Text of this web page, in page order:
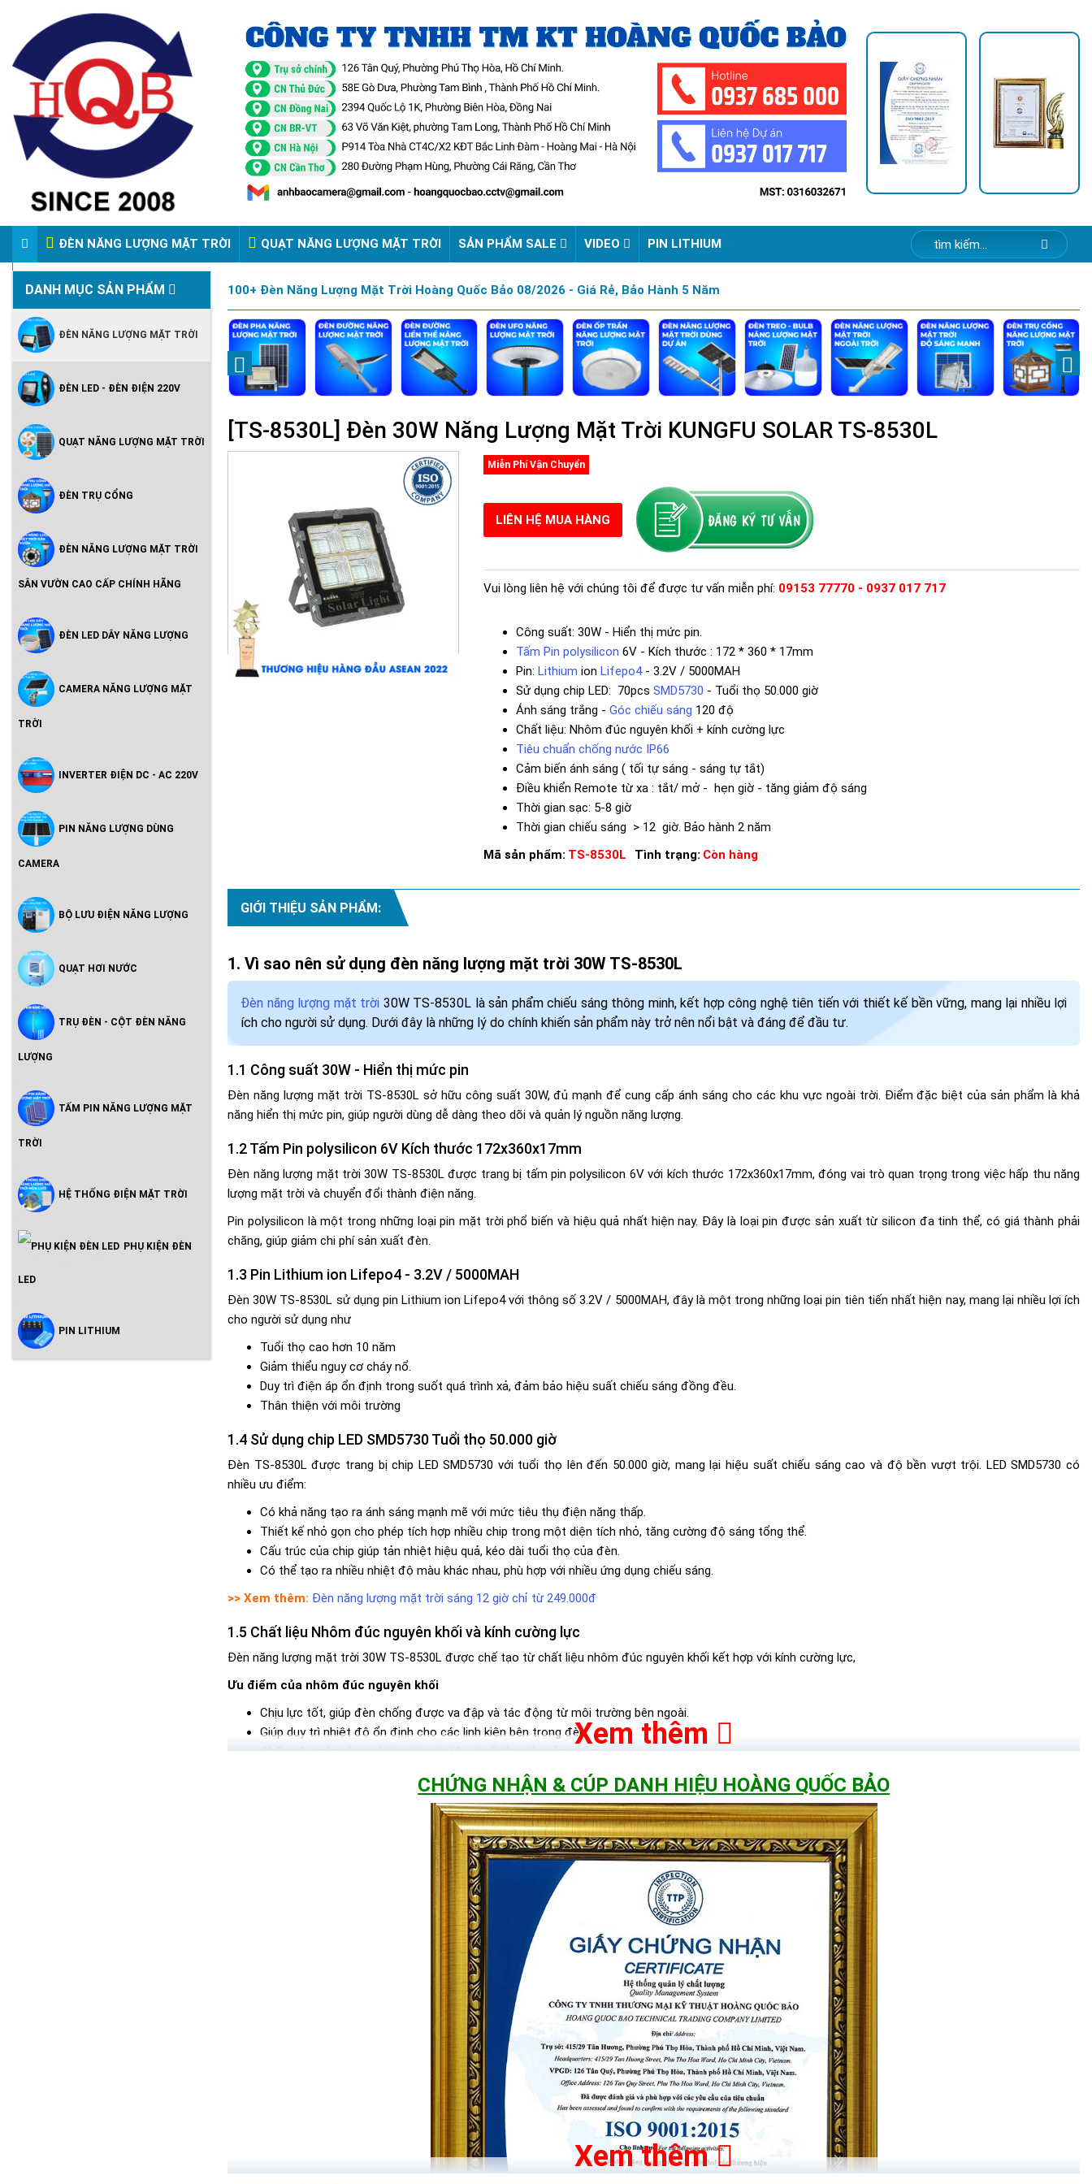
ĐÈN NĂNG LƯỢNG MẶT TRỜI QUẠT NĂNG LƯỢNG MẶT TRỜI SẢN PHẨM SALE VIDEO PIN LITHIUM
VIDEO ĐÈN PHA ĐIỆN 220V
DANH MỤC SẢN PHẨM
ĐÈN NĂNG LƯỢNG MẶT TRỜI
Vườn Cao Cấp Chính Hãng
ĐÈN LED - ĐÈN ĐIỆN 220V
Hoàng Quốc Bảo - Độ Sáng Cao,
QUẠT NĂNG LƯỢNG MẶT TRỜI
ĐÈN TRỤ CỔNG
ĐÈN NĂNG LƯỢNG MẶT TRỜI
SÂN VƯỜN CAO CẤP CHÍNH HÃNG
ĐÈN LED DÂY NĂNG LƯỢNG
CAMERA NĂNG LƯỢNG MẶT
TRỜI
INVERTER ĐIỆN DC - AC 220V
PIN NĂNG LƯỢNG DÙNG
CAMERA
BỘ LƯU ĐIỆN NĂNG LƯỢNG
QUẠT HƠI NƯỚC
TRỤ ĐÈN - CỘT ĐÈN NĂNG
LƯỢNG
TẤM PIN NĂNG LƯỢNG MẶT
TRỜI
HỆ THỐNG ĐIỆN MẶT TRỜI
Inveter Hòa Lưới Có Lưu Trữ -
PHỤ KIỆN ĐÈN
LED
PIN LITHIUM
100+ Đèn Năng Lượng Mặt Trời Hoàng Quốc Bảo 08/2026 - Giá Rẻ, Bảo Hành 5 Năm
[TS-8530L] Đèn 30W Năng Lượng Mặt Trời KUNGFU SOLAR TS-8530L
Miễn Phí Vận Chuyển
LIÊN HỆ MUA HÀNG
Vui lòng liên hệ với chúng tôi để được tư vấn miễn phí: 09153 77770 - 0937 017 717
Công suất: 30W - Hiển thị mức pin.
Tấm Pin polysilicon 6V - Kích thước : 172 * 360 * 17mm
Pin: Lithium ion Lifepo4- 3.2V / 5000MAH
Sử dụng chip LED: 70pcs SMD5730 - Tuổi thọ 50.000 giờ
Ánh sáng trắng - Góc chiếu sáng 120 độ
Chất liệu: Nhôm đúc nguyên khối + kính cường lực
Tiêu chuẩn chống nước IP66
Cảm biến ánh sáng ( tối tự sáng - sáng tự tắt)
Điều khiển Remote từ xa : tắt/ mở - hẹn giờ - tăng giảm độ sáng
Thời gian sạc: 5-8 giờ
Thời gian chiếu sáng > 12 giờ. Bảo hành 2 năm
Mã sản phẩm: TS-8530L Tình trạng: Còn hàng
GIỚI THIỆU SẢN PHẨM:
Vì sao nên sử dụng đèn năng lượng mặt trời 30W TS-8530L
Đèn năng lượng mặt trời 30W TS-8530L là sản phẩm chiếu sáng thông minh, kết hợp công nghệ tiên tiến với thiết kế bền vững, mang lại nhiều lợi
ích cho người sử dụng. Dưới đây là những lý do chính khiến sản phẩm này trở nên nổi bật và đáng để đầu tư.
Công suất 30W - Hiển thị mức pin
Đèn năng lượng mặt trời TS-8530L sở hữu công suất 30W, đủ mạnh để cung cấp ánh sáng cho các khu vực ngoài trời. Điểm đặc biệt của sản phẩm là khả
năng hiển thị mức pin, giúp người dùng dễ dàng theo dõi và quản lý nguồn năng lượng.
Tấm Pin polysilicon 6V Kích thước 172x360x17mm
Đèn năng lượng mặt trời 30W TS-8530L được trang bị tấm pin polysilicon 6V với kích thước 172x360x17mm, đóng vai trò quan trọng trong việc hấp thu năng
lượng mặt trời và chuyển đổi thành điện năng.
Pin polysilicon là một trong những loại pin mặt trời phổ biến và hiệu quả nhất hiện nay. Đây là loại pin được sản xuất từ silicon đa tinh thể, có giá thành phải
chăng, giúp giảm chi phí sản xuất đèn.
Pin Lithium ion Lifepo4 - 3.2V / 5000MAH
Đèn 30W TS-8530L sử dụng pin Lithium ion Lifepo4 với thông số 3.2V / 5000MAH, đây là một trong những loại pin tiên tiến nhất hiện nay, mang lại nhiều lợi ích
cho người sử dụng như
Tuổi thọ cao hơn 10 năm
Giảm thiểu nguy cơ cháy nổ.
Duy trì điện áp ổn định trong suốt quá trình xả, đảm bảo hiệu suất chiếu sáng đồng đều.
Thân thiện với môi trường
Sử dụng chip LED SMD5730 Tuổi thọ 50.000 giờ
Đèn TS-8530L được trang bị chip LED SMD5730 với tuổi thọ lên đến 50.000 giờ, mang lại hiệu suất chiếu sáng cao và độ bền vượt trội. LED SMD5730 có
nhiều ưu điểm:
Có khả năng tạo ra ánh sáng mạnh mẽ với mức tiêu thụ điện năng thấp.
Thiết kế nhỏ gọn cho phép tích hợp nhiều chip trong một diện tích nhỏ, tăng cường độ sáng tổng thể.
Cấu trúc của chip giúp tản nhiệt hiệu quả, kéo dài tuổi thọ của đèn.
Có thể tạo ra nhiều nhiệt độ màu khác nhau, phù hợp với nhiều ứng dụng chiếu sáng.
>> Xem thêm: Đèn năng lượng mặt trời sáng 12 giờ chỉ từ 249.000đ
Chất liệu Nhôm đúc nguyên khối và kính cường lực
Đèn năng lượng mặt trời 30W TS-8530L được chế tạo từ chất liệu nhôm đúc nguyên khối kết hợp với kính cường lực,
Ưu điểm của nhôm đúc nguyên khối
Chịu lực tốt, giúp đèn chống được va đập và tác động từ môi trường bên ngoài.
Giúp duy trì nhiệt độ ổn định cho các linh kiện bên trong đèn.
Chống ăn mòn và oxy hóa, giúp gia tăng tuổi thọ của sản phẩm.
Khả năng chịu được va đập mạnh mà không bị vỡ.
Không làm giảm chất lượng ánh sáng, giữ cho đèn chiếu sáng hiệu quả.
Bền bỉ với thời tiết: Kính cường lực chịu được tác động từ thời tiết khắc nghiệt như mưa, nắng, gió mạnh mà không bị hỏng hóc.
Tiêu chuẩn chống nước IP66
Đèn năng lượng mặt trời TS-8530L có thể hoạt động ổn định dưới mọi điều kiện thời tiết, giảm rủi ro gây hỏng hóc do nước. Khả năng chống nước giúp bảo
vệ linh kiện bên trong, kéo dài tuổi thọ của sản phẩm.
Với khả năng chống nước tốt, người dùng có thể lắp đèn ở nhiều vị trí khác nhau mà không lo sợ bị ảnh hưởng bởi nước.
Đèn năng lượng mặt trời 30W TS-8530L được thiết kế với tính năng tự động tắt/bật, giúp tiết kiệm năng lượng và dễ dàng sử dụng.
Tính năng tự động tắt/bật của đèn TS-8530L hoạt động dựa trên cảm biến ánh sáng và thời gian:
: Khi môi trường trở nên tối, cảm biến ánh sáng sẽ kích hoạt đèn tự động bật để chiếu sáng.
Khi ban đêm kết thúc và ánh sáng môi trường tăng lên, đèn sẽ tự động tắt để tiết kiệm năng lượng.
Remote từ xa của đèn TS-8530L cho phép người dùng:
Xem thêm
CHỨNG NHẬN & CÚP DANH HIỆU HOÀNG QUỐC BẢO
Xem thêm